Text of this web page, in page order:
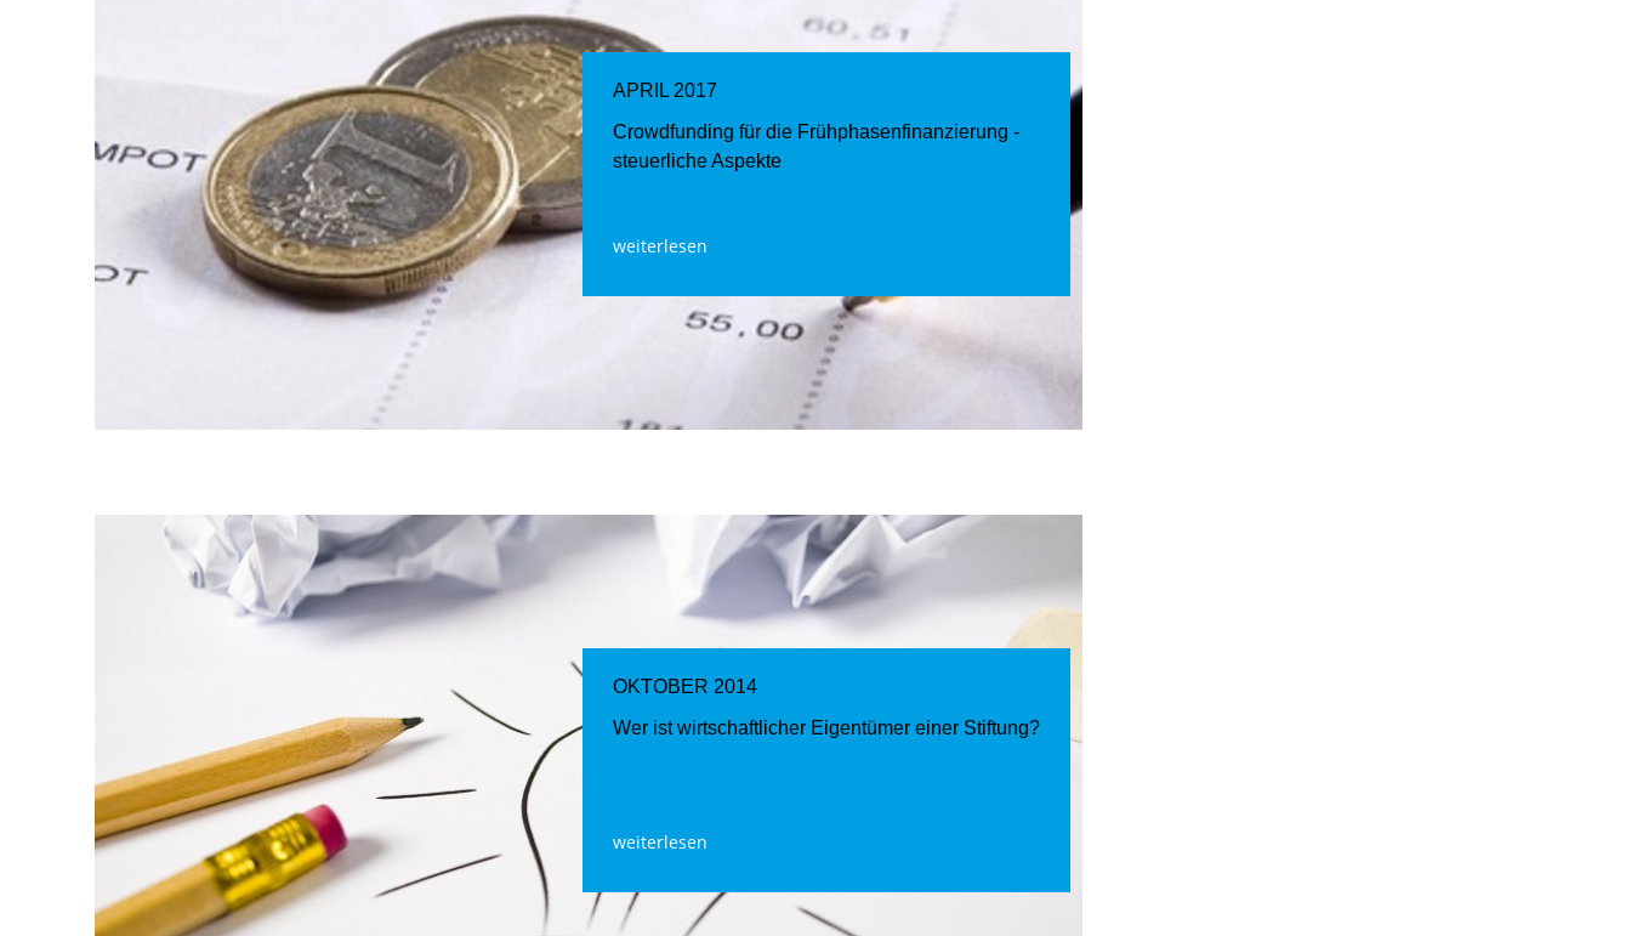
APRIL 2017
Crowdfunding für die Frühphasenfinanzierung -
steuerliche Aspekte
weiterlesen
OKTOBER 2014
Wer ist wirtschaftlicher Eigentümer einer Stiftung?
weiterlesen